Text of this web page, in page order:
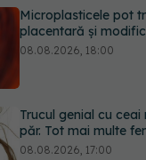
Trucul genial cu ceai
păr. Tot mai multe
08.08.2026, 17:00
Medicamentul folosit
ani care acționează
neașteptat